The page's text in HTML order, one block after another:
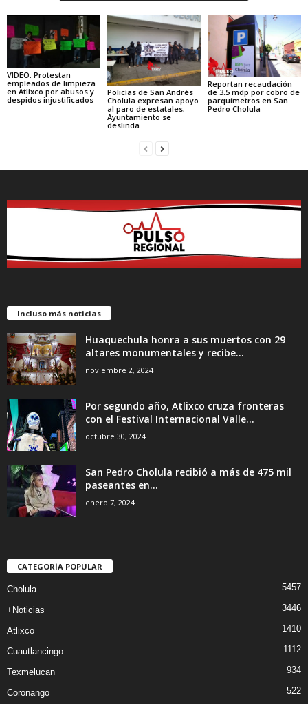
VIDEO: Protestan
empleados de limpieza
en Atlixco por abusos y
despidos injustificados
Policías de San Andrés
Cholula expresan apoyo
al paro de estatales;
Ayuntamiento se
deslinda
Reportan recaudación
de 3.5 mdp por cobro de
parquímetros en San
Pedro Cholula
Incluso más noticias
Huaquechula honra a sus muertos con 29
altares monumentales y recibe...
noviembre 2, 2024
Por segundo año, Atlixco cruza fronteras
con el Festival Internacional Valle...
octubre 30, 2024
San Pedro Cholula recibió a más de 475 mil
paseantes en...
enero 7, 2024
CATEGORÍA POPULAR
Cholula 5457
+Noticias 3446
Atlixco 1410
Cuautlancingo 1112
Texmelucan 934
Coronango 522